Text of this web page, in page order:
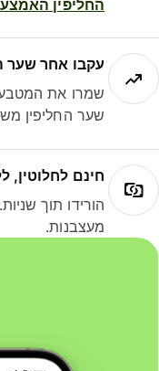
החליפין האמצעי.
עקבו אחר שער
שמרו את
שער החליפין
חינם לחלוטין,
הורידו תוך
מעצבנות.